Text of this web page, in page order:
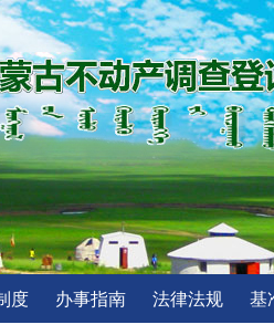
度 办事指南 法律法规 基